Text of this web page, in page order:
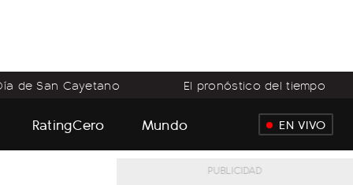
de San Cayetano El pronóstico del tiempo
RatingCero Mundo EN VIVO